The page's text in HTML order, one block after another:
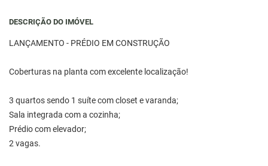
DESCRIÇÃO DO IMÓVEL
LANÇAMENTO - PRÉDIO EM CONSTRUÇÃO
Coberturas na planta com excelente localização!
3 quartos sendo 1 suíte com closet e varanda;
Sala integrada com a cozinha;
Prédio com elevador;
2 vagas.